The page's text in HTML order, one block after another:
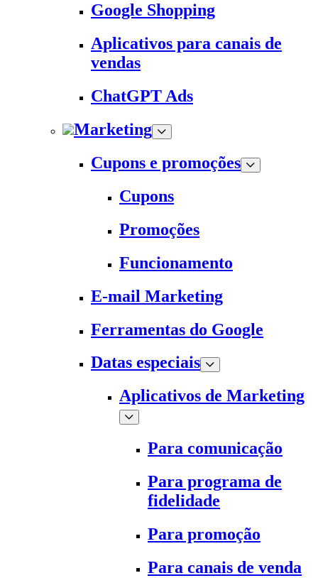
Google Shopping
Aplicativos para canais de
vendas
ChatGPT Ads
Marketing
Cupons e promoções
Cupons
Promoções
Funcionamento
E-mail Marketing
Ferramentas do Google
Datas especiais
Aplicativos de Marketing
Para comunicação
Para programa de
fidelidade
Para promoção
Para canais de venda